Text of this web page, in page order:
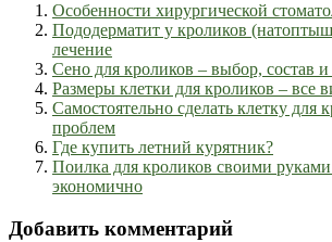
Особенности хирургической
Пододерматит у кроликов
лечение
Сено для кроликов – выбор, состав и
Размеры клетки для кроликов – все
Самостоятельно сделать клетку для
проблем
Где купить летний курятник?
Поилка для кроликов своими
экономично
Добавить комментарий